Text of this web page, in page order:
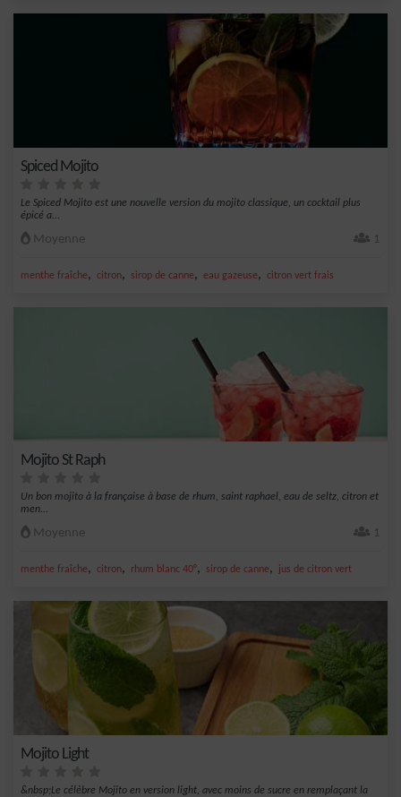
Spiced Mojito
Le Spiced Mojito est une nouvelle version du mojito classique, un cocktail plus
épicé a...
Moyenne 1
menthe fraîche, citron, sirop de canne, eau gazeuse, citron vert frais
Mojito St Raph
Un bon mojito à la française à base de rhum, saint raphael, eau de seltz, citron et
men...
Moyenne 1
menthe fraîche, citron, rhum blanc 40°, sirop de canne, jus de citron vert
Mojito Light
&nbsp;Le célèbre Mojito en version light, avec moins de sucre en remplaçant la